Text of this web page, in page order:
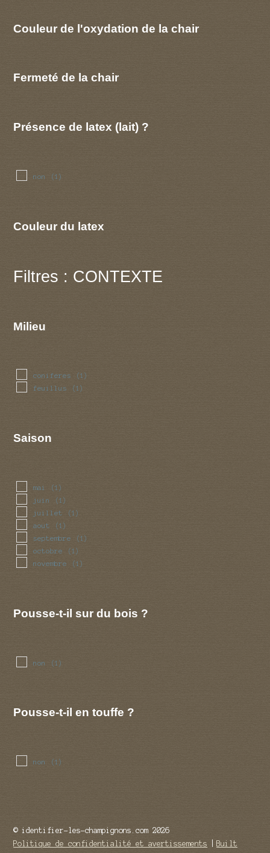
Couleur de l'oxydation de la chair
Fermeté de la chair
Présence de latex (lait) ?
non (1)
Couleur du latex
Filtres : CONTEXTE
Milieu
coniferes (1)
feuillus (1)
Saison
mai (1)
juin (1)
juillet (1)
aout (1)
septembre (1)
octobre (1)
novembre (1)
Pousse-t-il sur du bois ?
non (1)
Pousse-t-il en touffe ?
non (1)
© identifier-les-champignons.com 2026
Politique de confidentialité et avertissements
Built